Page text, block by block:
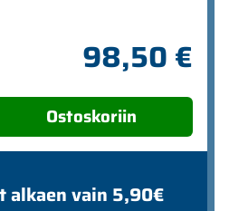
98,50 €
Ostoskoriin
alkaen vain 5,90€